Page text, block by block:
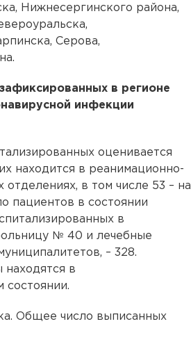
Нижнесергинского района,
Серова,
в регионе
инфекции
оценивается
находится в реанимационно-
отделениях, в том числе 53 – на
пациентов в состоянии
в
№ 40 и лечебные
– 328.
в
состоянии.
Общее число выписанных